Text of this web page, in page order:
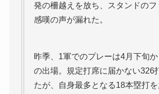
発の柵越えを放ち、スタンドのフ
感嘆の声が漏れた。
昨季、1軍でのプレーは4月下旬
の出場。規定打席に届かない326
たが、自身最多となる18本塁打